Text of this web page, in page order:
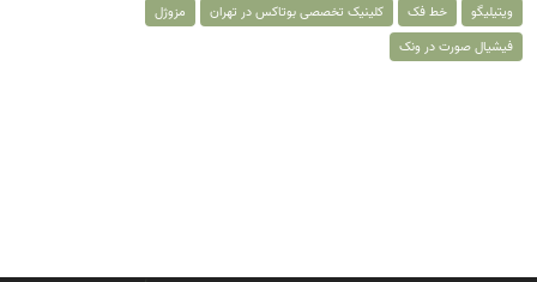
ویتیلیگو
خط فک کلینیک تخصصی بوتاکس در تهران
مزوژل
فیشیال صورت در ونک